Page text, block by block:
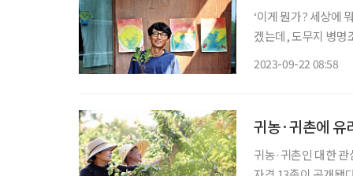
‘이게 뭔가? 세상에
겠는데, 도무지 병명
2023-09-22 08:58
귀농·귀촌에
귀농·귀촌인 대한